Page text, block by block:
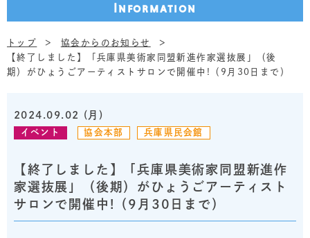
Information
トップ
協会からのお知らせ
【終了しました】「兵庫県美術家同盟新進作家選抜展」（後
期）がひょうごアーティストサロンで開催中!（9月30日まで）
2024.09.02 (月)
イベント 協会本部 兵庫県民会館
【終了しました】「兵庫県美術家同盟新進作
家選抜展」（後期）がひょうごアーティスト
サロンで開催中!（9月30日まで）